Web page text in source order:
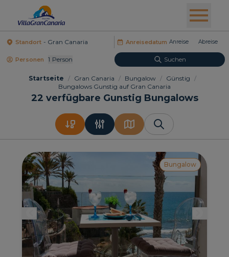
Standort Anreisedatum
Personen 1 Person Suchen
Startseite / Gran Canaria / Bungalow / Günstig /
Bungalows Gunstig auf Gran Canaria
22 verfügbare Gunstig Bungalows
Bungalow